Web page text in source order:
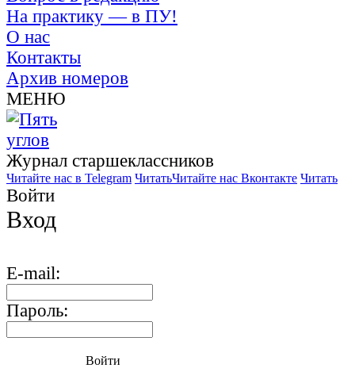
На практику — в ПУ!
О нас
Контакты
Архив номеров
МЕНЮ
Журнал старшекласcников
Читайте нас в Telegram ЧитатьЧитайте нас Вконтакте Читать
Войти
Вход
E-mail:
Пароль:
Войти